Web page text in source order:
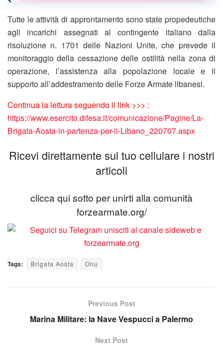
Tutte le attività di approntamento sono state propedeutiche
agli incarichi assegnati al contingente italiano dalla
risoluzione n. 1701 delle Nazioni Unite, che prevede il
monitoraggio della cessazione delle ostilità nella zona di
operazione, l’assistenza alla popolazione locale e il
supporto all’addestramento delle Forze Armate libanesi.
Continua la lettura seguendo il link >>> :
https://www.esercito.difesa.it/comunicazione/Pagine/La-
Brigata-Aosta-in-partenza-per-il-Libano_220707.aspx
Ricevi direttamente sul tuo cellulare i nostri
articoli
clicca qui sotto per unirti alla comunità
forzearmate.org/
Tags: Brigata Aosta Onu
Previous Post
Marina Militare: la Nave Vespucci a Palermo
Next Post